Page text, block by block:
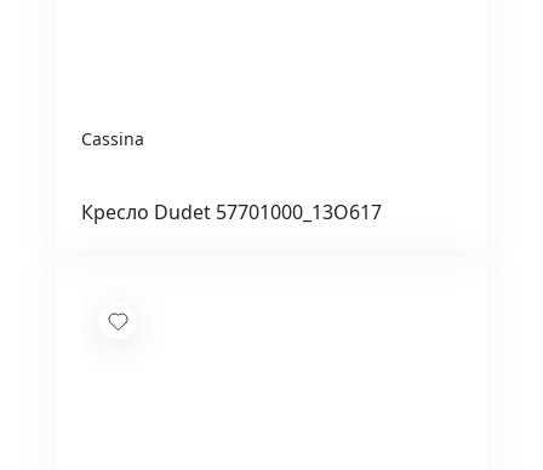
Cassina
Кресло Dudet 57701000_13O617